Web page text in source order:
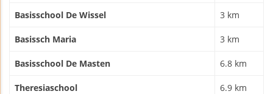
Basisschool De Wissel 3 km
Basissch Maria 3 km
Basisschool De Masten 6.8 km
Theresiaschool 6.9 km